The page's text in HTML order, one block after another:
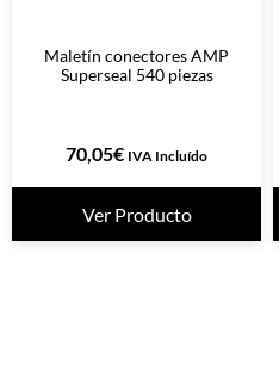
Maletín conectores AMP
Superseal 540 piezas
70,05€ IVA Incluído
Ver Producto